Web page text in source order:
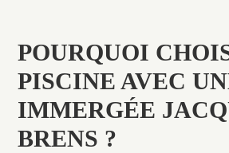
POURQUOI
PISCINE AVEC
IMMERGÉE
BRENS ?